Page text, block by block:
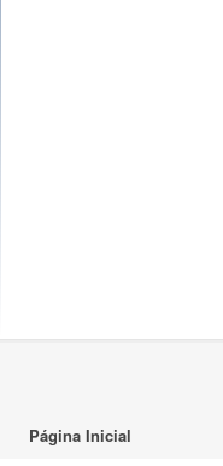
Página Inicial